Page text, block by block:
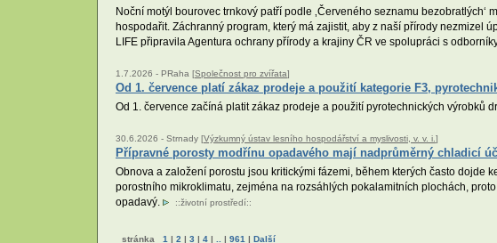
Noční motýl bourovec trnkový patří podle ‚Červeného seznamu
hospodařit. Záchranný program, který má zajistit, aby z naší přírody nezmizel
LIFE připravila Agentura ochrany přírody a krajiny ČR ve spolupráci s
1.7.2026 - PRaha [Společnost pro zvířata]
Od 1. července platí zákaz prodeje a použití kategorie F3,
Od 1. července začíná platit zákaz prodeje a použití pyrotechnických výrobků
30.6.2026 - Strnady [Výzkumný ústav lesního hospodářství a myslivosti, v. v. i. ]
Přípravné porosty modřínu opadavého mají nadprůměrný chladicí
Obnova a založení porostu jsou kritickými fázemi, během kterých často dojde
porostního mikroklimatu, zejména na rozsáhlých pokalamitních plochách,
opadavý.
::životní prostředí::
stránka 1 | 2 | 3 | 4 | | 961 | Další